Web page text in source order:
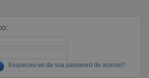
Esqueceu-se da sua password de acesso?